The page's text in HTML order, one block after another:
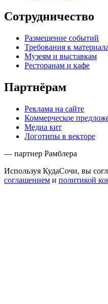
Сотрудничество
Размещение событий
Требования к
Музеям и выставкам
Ресторанам и кафе
Партнёрам
Реклама на сайте
Коммерческое
Медиа кит
Логотипы в векторе
— партнер Рамблера
Используя КудаСочи, вы
соглашением и политикой